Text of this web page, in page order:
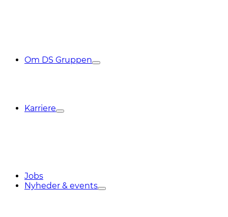
Om DS Gruppen
Karriere
Jobs
Nyheder & events